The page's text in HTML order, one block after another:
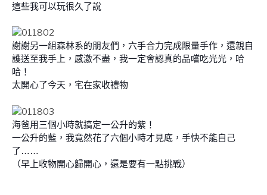
這些我可以玩很久了說
謝謝另一組森林系的朋友們 ，六手合力完成限量手作，還親自
護送至我手上，感激不盡，我一定會認真的品嚐吃光光，哈
哈！
太開心了今天，宅在家收禮物
海爸用三個小時就搞定一公升的紫！
一公升的藍，我竟然花了六個小時才見底，手快不能自己
了……
（早上收物開心歸開心，還是要有一點挑戰）